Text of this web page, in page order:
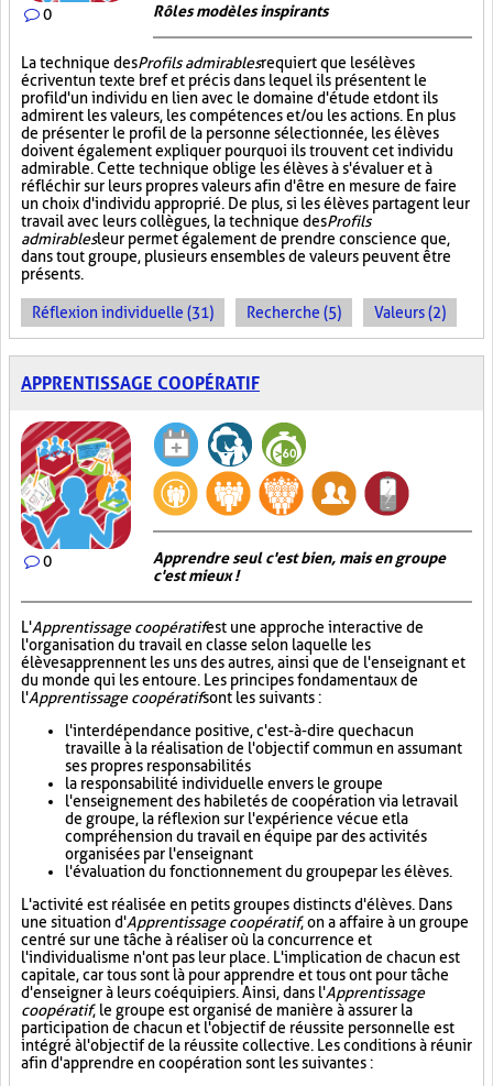
0 Rôles modèles inspirants
La technique desProfils admirablesrequiert que les élèves
écrivent un texte bref et précis dans lequel ils présentent le
profil d'un individu en lien avec le domaine d'étude et dont ils
admirent les valeurs, les compétences et/ou les actions. En plus
de présenter le profil de la personne sélectionnée, les élèves
doivent également expliquer pourquoi ils trouvent cet individu
admirable. Cette technique oblige les élèves à s'évaluer et à
réfléchir sur leurs propres valeurs afin d'être en mesure de faire
un choix d'individu approprié. De plus, si les élèves partagent leur
travail avec leurs collègues, la technique desProfils
admirablesleur permet également de prendre conscience que,
dans tout groupe, plusieurs ensembles de valeurs peuvent être
présents.
Réflexion individuelle (31) Recherche (5) Valeurs (2)
APPRENTISSAGE COOPÉRATIF
0
Apprendre seul c'est bien, mais en groupe
c'est mieux !
L'Apprentissage coopératifest une approche interactive de
l'organisation du travail en classe selon laquelle les
élèves apprennent les uns des autres, ainsi que de l'enseignant et
du monde qui les entoure. Les principes fondamentaux de
l'Apprentissage coopératifsont les suivants :
l'interdépendance positive, c'est-à-dire que chacun
travaille à la réalisation de l'objectif commun en assumant
ses propres responsabilités
la responsabilité individuelle envers le groupe
l'enseignement des habiletés de coopération via le travail
de groupe, la réflexion sur l'expérience vécue et la
compréhension du travail en équipe par des activités
organisées par l'enseignant
l'évaluation du fonctionnement du groupe par les élèves.
L'activité est réalisée en petits groupes distincts d'élèves. Dans
une situation d'Apprentissage coopératif, on a affaire à un groupe
centré sur une tâche à réaliser où la concurrence et
l'individualisme n'ont pas leur place. L'implication de chacun est
capitale, car tous sont là pour apprendre et tous ont pour tâche
d'enseigner à leurs coéquipiers. Ainsi, dans l'Apprentissage
coopératif, le groupe est organisé de manière à assurer la
participation de chacun et l'objectif de réussite personnelle est
intégré à l'objectif de la réussite collective. Les conditions à réunir
afin d'apprendre en coopération sont les suivantes :